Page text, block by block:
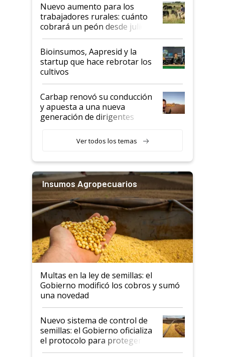
Nuevo aumento para los
trabajadores rurales: cuánto
cobrará un peón desde julio
Bioinsumos, Aapresid y la
startup que hace rebrotar los
cultivos
Carbap renovó su conducción
y apuesta a una nueva
generación de dirigentes
Ver todos los temas
Insumos Agropecuarios
Multas en la ley de semillas: el
Gobierno modificó los cobros y sumó
una novedad
Nuevo sistema de control de
semillas: el Gobierno oficializa
el protocolo para proteger la
propiedad intelectual